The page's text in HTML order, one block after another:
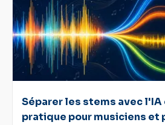
Séparer les stems avec l'IA
pratique pour musiciens et